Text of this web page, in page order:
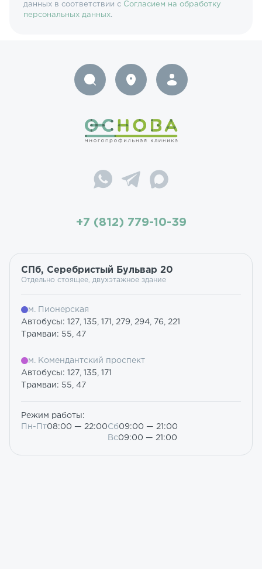
данных в соответствии с Согласием на обработку
персональных данных.
+7 (812) 779-10-39
СПб, Серебристый Бульвар 20
Отдельно стоящее, двухэтажное здание
м. Пионерская
Автобусы: 127, 135, 171, 279, 294, 76, 221
Трамваи: 55, 47
м. Комендантский проспект
Автобусы: 127, 135, 171
Трамваи: 55, 47
Режим работы:
Пн-Пт08:00 — 22:00Сб09:00 — 21:00
Вс09:00 — 21:00